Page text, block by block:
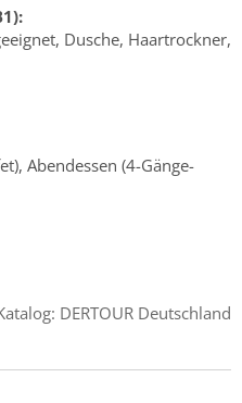
Dusche, Haartrockner,
Abendessen (4-Gänge-
DERTOUR Deutschland